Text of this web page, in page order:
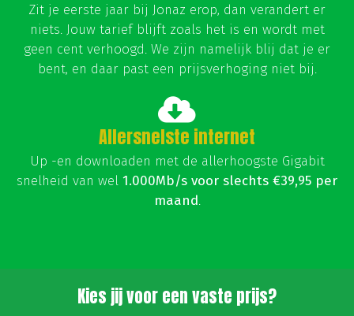
Zit je eerste jaar bij Jonaz erop, dan verandert er
niets. Jouw tarief blijft zoals het is en wordt met
geen cent verhoogd. We zijn namelijk blij dat je er
bent, en daar past een prijsverhoging niet bij.
Allersnelste internet
Up -en downloaden met de allerhoogste Gigabit
snelheid van wel 1.000Mb/s voor slechts €39,95 per
maand.
Kies jij voor een vaste prijs?